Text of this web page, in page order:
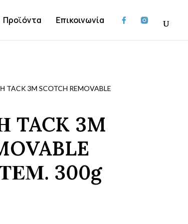
Προϊόντα Επικοινωνία
3M SCOTCH REMOVABLE
TACK 3M
ΤΕΜ. 300g